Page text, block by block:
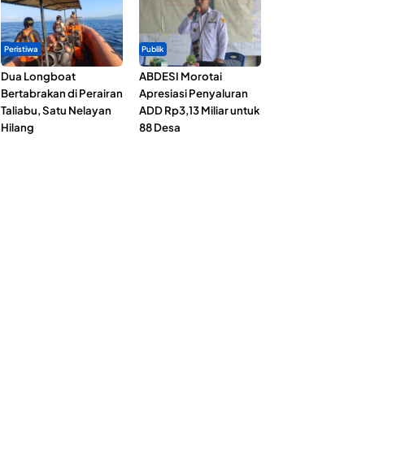
Peristiwa
Dua Longboat
Bertabrakan di Perairan
Taliabu, Satu Nelayan
Hilang
Publik
ABDESI Morotai
Apresiasi Penyaluran
ADD Rp3,13 Miliar untuk
88 Desa